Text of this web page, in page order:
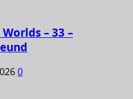
– 33 –
0